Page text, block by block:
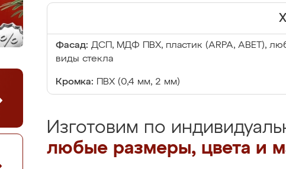
Фасад: ДСП, МДФ ПВХ, пластик (ARPA, ABET),
виды стекла
Кромка: ПВХ (0,4 мм, 2 мм)
Изготовим по
любые размеры, цвета и